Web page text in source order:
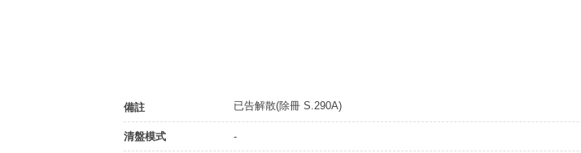
備註 已告解散(除冊 S.290A)
清盤模式 -